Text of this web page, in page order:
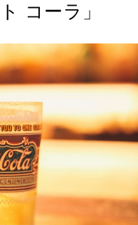
コーラ」